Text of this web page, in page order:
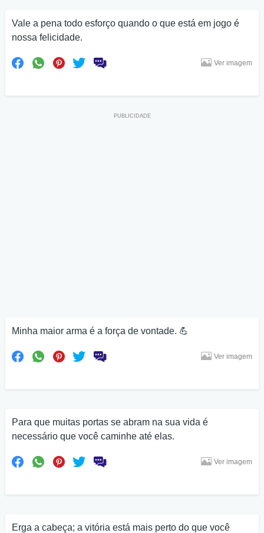
Vale a pena todo esforço quando o que está em jogo é
nossa felicidade.
Ver imagem
Minha maior arma é a força de vontade. 💪
Ver imagem
Para que muitas portas se abram na sua vida é
necessário que você caminhe até elas.
Ver imagem
Erga a cabeça; a vitória está mais perto do que você